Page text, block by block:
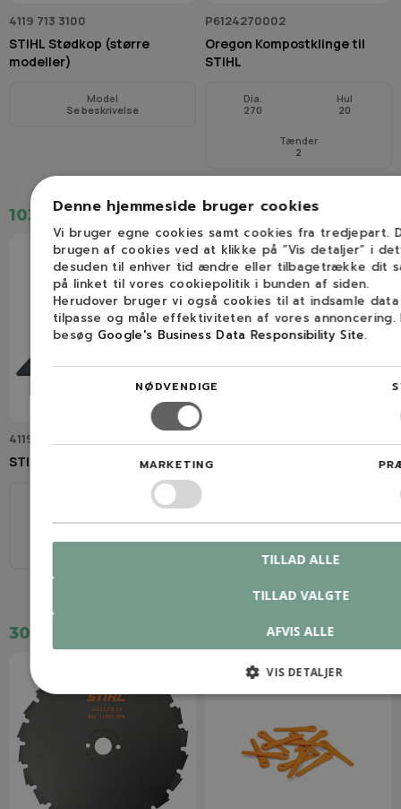
4119 713 3100
STIHL Stødkop (større
modeller)
Model
Se beskrivelse
103,00 kr.
P6124270002
Oregon Kompostklinge til
STIHL
Dia.
270
Hul
20
Tænder
2
228,75 kr.
4119 713 4100
STIHL Trekantklinge 300-3
Hul
Tænder
305,00 kr.
STIHL 22-tandsklinge
200
20
Tænder
223,00 kr.
Denne hjemmeside bruger cookies
Vi bruger egne cookies samt cookies fra tredjepart.
brugen af cookies ved at klikke på ”Vis detaljer” i
desuden til enhver tid ændre eller tilbagetrække dit
på linket til vores cookiepolitik i bunden af siden.
Herudover bruger vi også cookies til at indsamle
tilpasse og måle effektiviteten af vores annoncering.
besøg Google's Business Data Responsibility Site.
NØDVENDIGE
MARKETING
TILLAD VALGTE
TILLAD ALLE
AFVIS ALLE
VIS DETALJER